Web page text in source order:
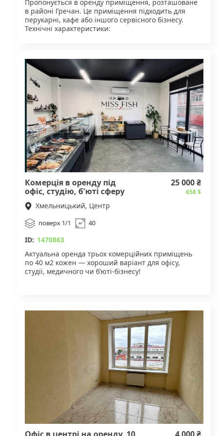
Пропонується в оренду приміщення, розташоване
в районі Гречан. Це приміщення підходить для
перукарні, кафе або іншого сервісного бізнесу.
Технічні характеристики:
достатньою потужністю
Переваги:
1. Вигідне розташування поруч з парком та
речовим ринком.
2. Наявність дров’яного котла для опалення та
кондиціонера для комфортної роботи.
3. Близькість до громадських організацій і
військової частини.
Вартість: Оренда — 10 000 грн/міс.
Зателефонуйте для перегляду.
Комерція в оренду під
офіс, студію, б'юті сферу
25 000 ₴
658 $
Хмельницький, Центр
поверх 1/1 40
ID: 1470863
Актуальна оренда трьох комерційних приміщень
по 40 м2 кожен — хороший варіант для офісу,
студії, медичного чи бʼюті-бізнесу!
кравець, у цій же будівлі лабораторія.
-Поблизу кавʼярні, ресторани – смачні паузи для
вас та ваших клієнтів.
-1 хвилина до зупинки громадського транспорту.
-Парковка для зручності клієнтів і працівників.
Заведено 5–7 кВт потужності
Електричне опалення
Виведено мокру точку в залі
У кожному кабінеті – свій санвузол
Уже незабаром завершення ремонту!